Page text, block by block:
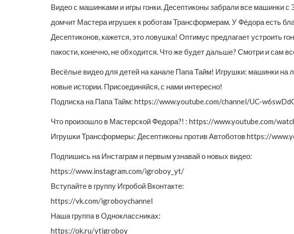
Видео с машинками и игры гонки. Десептиконы забрали все машинки
домчит Мастера игрушек к роботам Трансформерам. У Фёдора есть
Десептиконов, кажется, это ловушка! Оптимус предлагает устроить
пакости, конечно, не обходится. Что же будет дальше? Смотри и сам
Весёлые видео для детей на канале Папа Тайм! Игрушки: машинки на
новые истории. Присоединяйся, с нами интересно!
Подписка на Папа Тайм: https://www.youtube.com/channel/UC-
Что произошло в Мастерской Федора?! : https://www.youtube.com/
Игрушки Трансформеры: Десептиконы против Автоботов https://
Подпишись на Инстаграм и первым узнавай о новых видео:
https://www.instagram.com/igroboy_yt/
Вступайте в группу Игробой Вконтакте:
https://vk.com/igroboychannel
Наша группа в Одноклассниках:
https://ok.ru/ytigroboy